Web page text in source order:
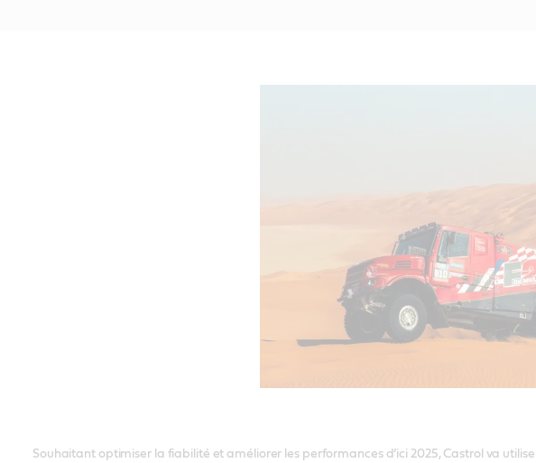
Souhaitant optimiser la fiabilité et améliorer les performances d’ici 2025, Castrol va